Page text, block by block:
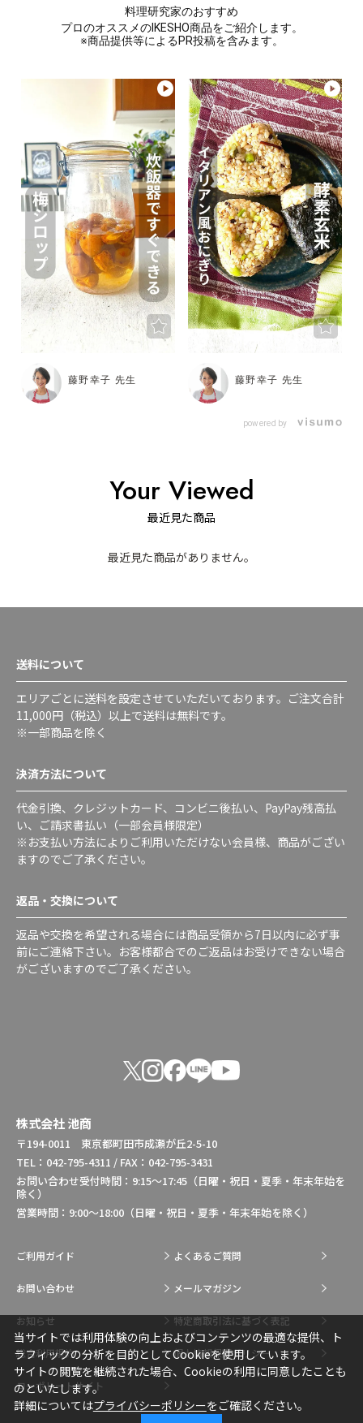
料理研究家のおすすめ
プロのオススメのIKESHO商品をご紹介します。
※商品提供等によるPR投稿を含みます。
藤野幸子 先生 藤野幸子 先生
powered by
Your Viewed
最近見た商品
最近見た商品がありません。
送料について
エリアごとに送料を設定させていただいております。ご注文合計
11,000円（税込）以上で送料は無料です。
※一部商品を除く
決済方法について
代金引換、クレジットカード、コンビニ後払い、PayPay残高払
い、ご請求書払い（一部会員様限定）
※お支払い方法によりご利用いただけない会員様、商品がござい
ますのでご了承ください。
返品・交換について
返品や交換を希望される場合には商品受領から7日以内に必ず事
前にご連絡下さい。お客様都合でのご返品はお受けできない場合
がございますのでご了承ください。
株式会社 池商
〒194-0011 東京都町田市成瀬が丘2-5-10
TEL：042-795-4311 / FAX：042-795-3431
お問い合わせ受付時間：9:15～17:45（日曜・祝日・夏季・年末年始を
除く）
営業時間：9:00～18:00（日曜・祝日・夏季・年末年始を除く）
ご利用ガイド よくあるご質問
お問い合わせ メールマガジン
お知らせ 特定商取引法に基づく表記
総合利用規約 個人情報保護ポリシー
コーポレートサイト
当サイトでは利用体験の向上およびコンテンツの最適な提供、ト
ラフィックの分析を目的としてCookieを使用しています。
サイトの閲覧を継続された場合、Cookieの利用に同意したことも
のといたします。
詳細についてはプライバシーポリシーをご確認ください。